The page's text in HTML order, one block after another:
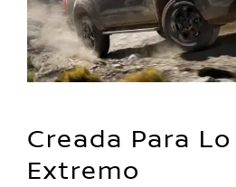
Creada Para Lo
Extremo